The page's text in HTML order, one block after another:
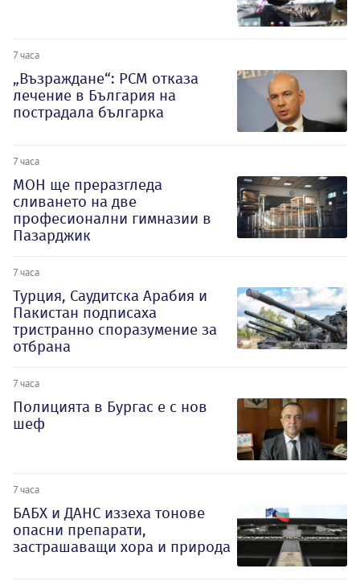
7 часа
„Възраждане“: РСМ отказа
лечение в България на
пострадала българка
7 часа
МОН ще преразгледа
сливането на две
професионални гимназии в
Пазарджик
7 часа
Турция, Саудитска Арабия и
Пакистан подписаха
тристранно споразумение за
отбрана
7 часа
Полицията в Бургас е с нов
шеф
7 часа
БАБХ и ДАНС иззеха тонове
опасни препарати,
застрашаващи хора и природа